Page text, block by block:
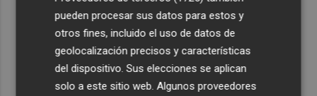
El Consorcio movilizará 182 bomberos el día del eclipse
y recomienda evitar zonas forestales
Más de 4.000 personas disfrutan de las piscinas
temporales en Paiporta durante las primeras dos
semanas
pueden procesar sus datos para estos y
otros fines, incluido el uso de datos de
geolocalización precisos y características
del dispositivo. Sus elecciones se aplican
solo a este sitio web. Algunos proveedores